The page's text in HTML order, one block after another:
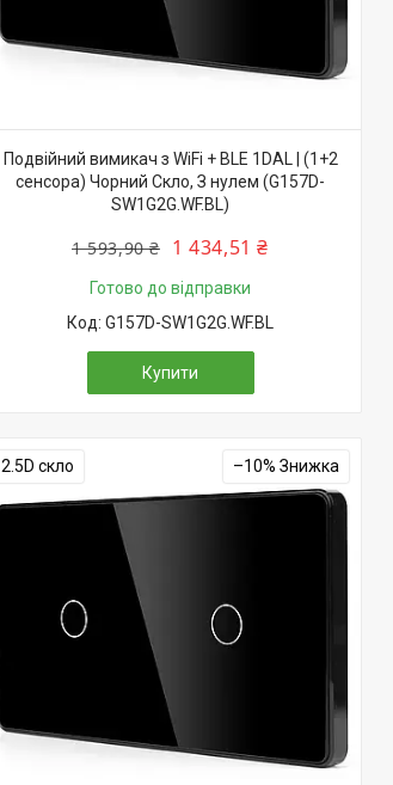
Подвійний вимикач з WiFi + BLE 1DAL | (1+2
сенсора) Чорний Скло, З нулем (G157D-
SW1G2G.WF.BL)
1 593,90 ₴ 1 434,51 ₴
Готово до відправки
G157D-SW1G2G.WF.BL
Купити
2.5D скло –10%